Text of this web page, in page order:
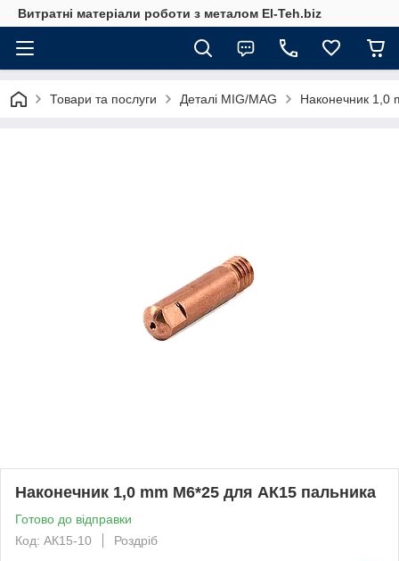
Витратні матеріали роботи з металом El-Teh.biz
Товари та послуги Деталі MIG/MAG Наконечник 1,0
Наконечник 1,0 mm М6*25 для АК15 пальника
Готово до відправки
Код: АК15-10
Роздріб